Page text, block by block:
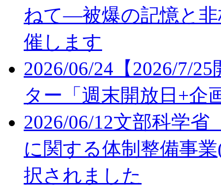
ねて—被爆の記憶と
催します
2026/06/24 【2026/7/
ター「週末開放日+企
2026/06/12文部科学省
に関する体制整備事
択されました